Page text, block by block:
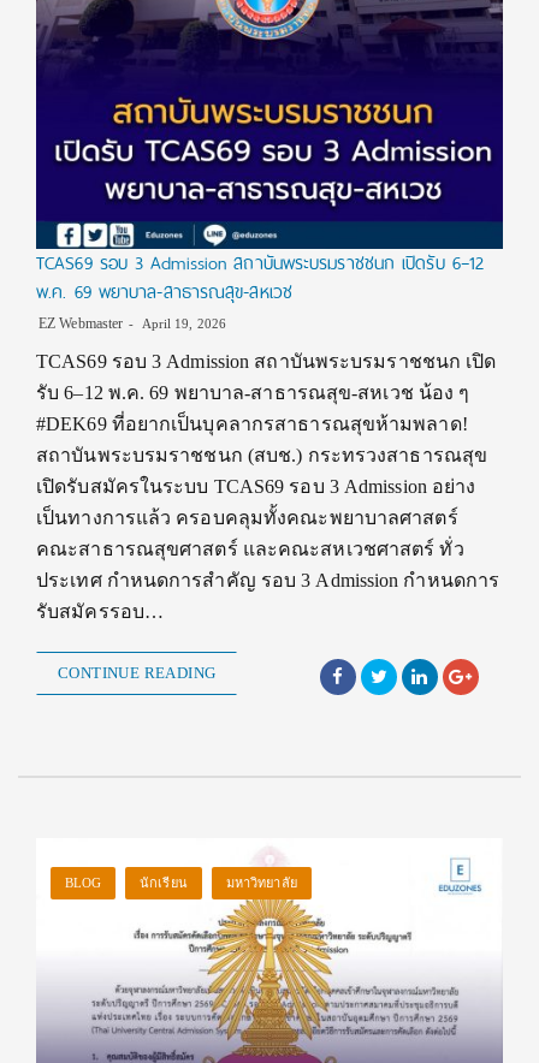
TCAS69 รอบ 3 Admission สถาบันพระบรมราชชนก เปิดรับ 6–12
พ.ค. 69 พยาบาล-สาธารณสุข-สหเวช
EZ Webmaster April 19, 2026
TCAS69 รอบ 3 Admission สถาบันพระบรมราชชนก เปิด
รับ 6–12 พ.ค. 69 พยาบาล-สาธารณสุข-สหเวช น้อง ๆ
#DEK69 ที่อยากเป็นบุคลากรสาธารณสุขห้ามพลาด!
สถาบันพระบรมราชชนก (สบช.) กระทรวงสาธารณสุข
เปิดรับสมัครในระบบ TCAS69 รอบ 3 Admission อย่าง
เป็นทางการแล้ว ครอบคลุมทั้งคณะพยาบาลศาสตร์
คณะสาธารณสุขศาสตร์ และคณะสหเวชศาสตร์ ทั่ว
ประเทศ กำหนดการสำคัญ รอบ 3 Admission กำหนดการ
รับสมัครรอบ…
CONTINUE READING
BLOG นักเรียน มหาวิทยาลัย